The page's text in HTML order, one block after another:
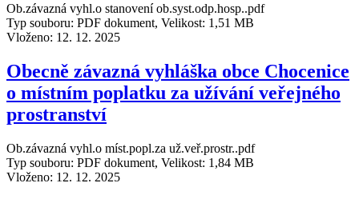
Ob.závazná vyhl.o stanovení ob.syst.odp.hosp..pdf
Typ souboru: PDF dokument, Velikost: 1,51 MB
Vloženo: 12. 12. 2025
Obecně závazná vyhláška obce Chocenice
o místním poplatku za užívání veřejného
prostranství
Ob.závazná vyhl.o míst.popl.za už.veř.prostr..pdf
Typ souboru: PDF dokument, Velikost: 1,84 MB
Vloženo: 12. 12. 2025